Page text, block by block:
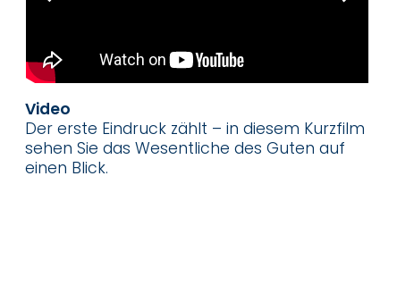
Video
Der erste Eindruck zählt – in diesem Kurzfilm
sehen Sie das Wesentliche des Guten auf
einen Blick.